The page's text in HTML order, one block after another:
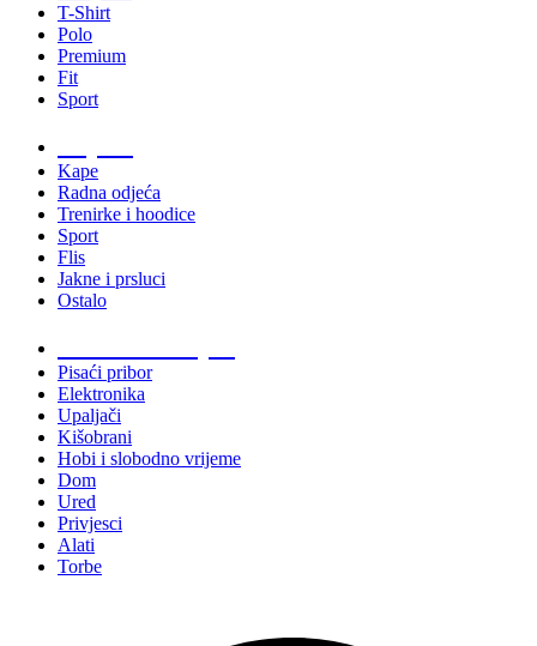
T-Shirt
Polo
Premium
Fit
Sport
Kape
Radna odjeća
Trenirke i hoodice
Sport
Flis
Jakne i prsluci
Ostalo
Pisaći pribor
Elektronika
Upaljači
Kišobrani
Hobi i slobodno vrijeme
Dom
Ured
Privjesci
Alati
Torbe